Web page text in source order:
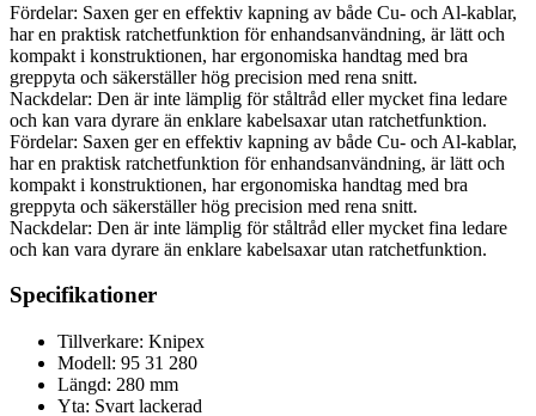
Fördelar: Saxen ger en effektiv kapning av både Cu- och Al-kablar,
har en praktisk ratchetfunktion för enhandsanvändning, är lätt och
kompakt i konstruktionen, har ergonomiska handtag med bra
greppyta och säkerställer hög precision med rena snitt.
Nackdelar: Den är inte lämplig för ståltråd eller mycket fina ledare
och kan vara dyrare än enklare kabelsaxar utan ratchetfunktion.
Fördelar: Saxen ger en effektiv kapning av både Cu- och Al-kablar,
har en praktisk ratchetfunktion för enhandsanvändning, är lätt och
kompakt i konstruktionen, har ergonomiska handtag med bra
greppyta och säkerställer hög precision med rena snitt.
Nackdelar: Den är inte lämplig för ståltråd eller mycket fina ledare
och kan vara dyrare än enklare kabelsaxar utan ratchetfunktion.
Specifikationer
Tillverkare: Knipex
Modell: 95 31 280
Längd: 280 mm
Yta: Svart lackerad